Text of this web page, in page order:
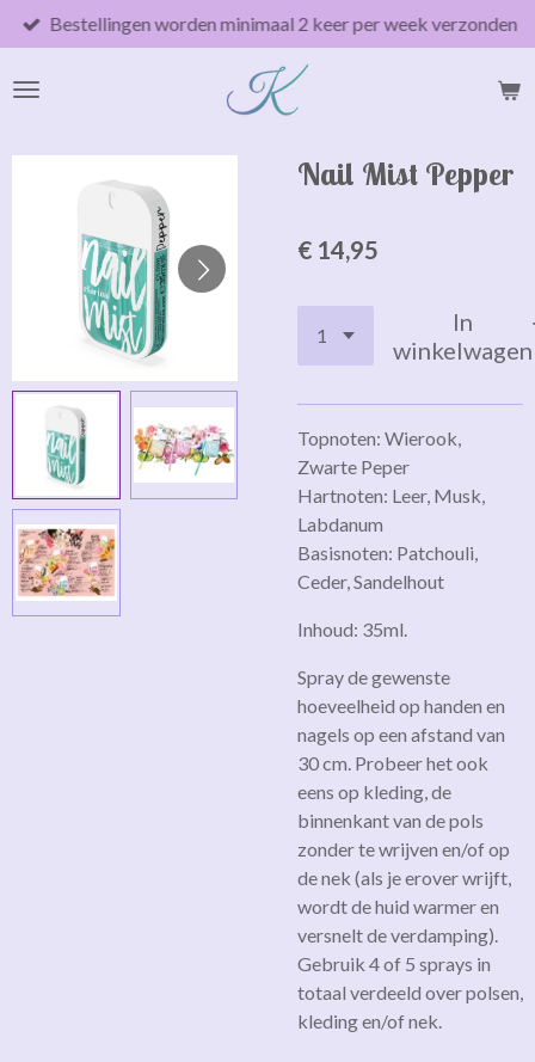
Ga
direct
naar
Bestellingen worden minimaal 2 keer per week verzonden
Nail Mist Pepper
€ 14,95
In
winkelwagen
Topnoten: Wierook,
Zwarte Peper
Hartnoten: Leer, Musk,
Labdanum
Basisnoten: Patchouli,
Ceder, Sandelhout
Inhoud: 35ml.
Spray de gewenste
hoeveelheid op handen en
nagels op een afstand van
30 cm. Probeer het ook
eens op kleding, de
binnenkant van de pols
zonder te wrijven en/of op
de nek (als je erover wrijft,
wordt de huid warmer en
versnelt de verdamping).
Gebruik 4 of 5 sprays in
totaal verdeeld over polsen,
kleding en/of nek.